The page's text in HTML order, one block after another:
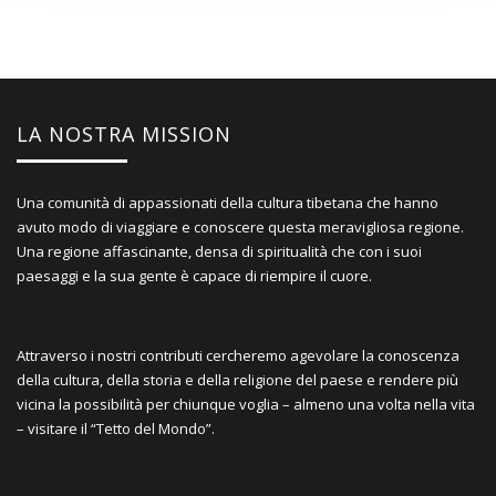
LA NOSTRA MISSION
Una comunità di appassionati della cultura tibetana che hanno
avuto modo di viaggiare e conoscere questa meravigliosa regione.
Una regione affascinante, densa di spiritualità che con i suoi
paesaggi e la sua gente è capace di riempire il cuore.
Attraverso i nostri contributi cercheremo agevolare la conoscenza
della cultura, della storia e della religione del paese e rendere più
vicina la possibilità per chiunque voglia – almeno una volta nella vita
– visitare il “Tetto del Mondo”.